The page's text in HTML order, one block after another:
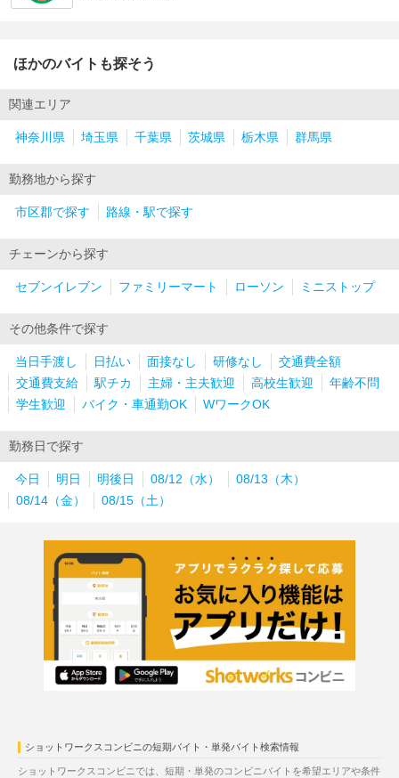
ほかのバイトも探そう
関連エリア
神奈川県 埼玉県 千葉県 茨城県 栃木県 群馬県
勤務地から探す
市区郡で探す 路線・駅で探す
チェーンから探す
セブンイレブン ファミリーマート ローソン ミニストップ
その他条件で探す
当日手渡し 日払い 面接なし 研修なし
交通費全額
交通費支給
駅チカ 主婦・主夫歓迎 高校生歓迎
年齢不問
学生歓迎
バイク・車通勤OK WワークOK
勤務日で探す
今日 明日 明後日 08/12（水）
08/13（木）
08/14（金）
08/15（土）
ショットワークスコンビニの短期バイト・単発バイト検索情報
ショットワークスコンビニでは、短期・単発のコンビニバイトを希望エリアや条件